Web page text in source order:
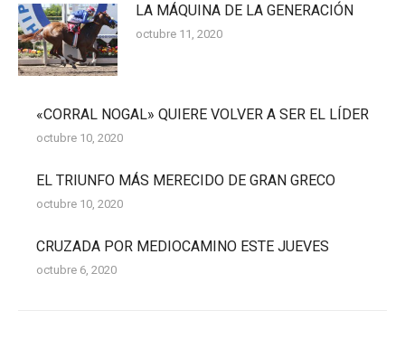
LA MÁQUINA DE LA GENERACIÓN
octubre 11, 2020
«CORRAL NOGAL» QUIERE VOLVER A SER EL LÍDER
octubre 10, 2020
EL TRIUNFO MÁS MERECIDO DE GRAN GRECO
octubre 10, 2020
CRUZADA POR MEDIOCAMINO ESTE JUEVES
octubre 6, 2020